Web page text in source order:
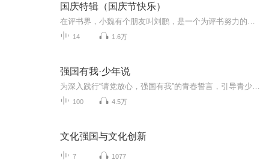
国庆特辑（国庆节快乐）
14 1.6万
强国有我·少年说
100 4.5万
文化强国与文化创新
7 1077